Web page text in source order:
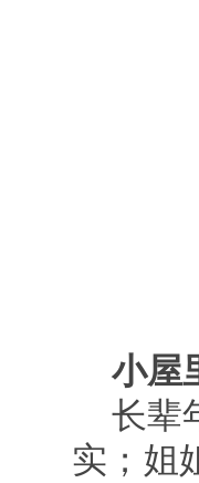
小屋
长辈
实；姐